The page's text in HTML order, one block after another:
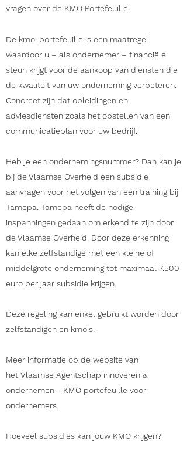
vragen over de KMO Portefeuille
De kmo-portefeuille is een maatregel
waardoor u – als ondernemer – financiële
steun krijgt voor de aankoop van diensten die
de kwaliteit van uw onderneming verbeteren.
Concreet zijn dat opleidingen en
adviesdiensten zoals het opstellen van een
communicatieplan voor uw bedrijf.
Heb je een ondernemingsnummer? Dan kan je
bij de Vlaamse Overheid een subsidie
aanvragen voor het volgen van een training bij
Tamepa. Tamepa heeft de nodige
inspanningen gedaan om erkend te zijn door
de Vlaamse Overheid. Door deze erkenning
kan elke zelfstandige met een kleine of
middelgrote onderneming tot maximaal 7.500
euro per jaar subsidie krijgen.
Deze regeling kan enkel gebruikt worden door
zelfstandigen en kmo's.
Meer informatie op de website van
het Vlaamse Agentschap innoveren &
ondernemen - KMO portefeuille voor
ondernemers.
Hoeveel subsidies kan jouw KMO krijgen?